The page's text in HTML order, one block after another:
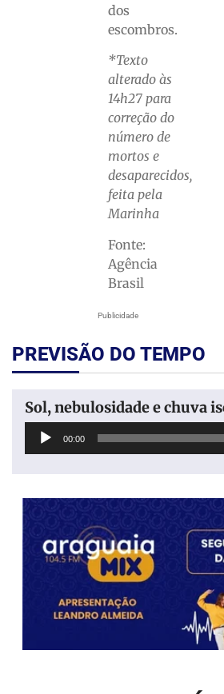
Publicidade
dos
escombros.
*Texto
alterado às
14h27 para
correção do
número de
mortos e
desaparecidos,
feita pela
Marinha
Fonte:
Agência
Brasil
PREVISÃO DO TEMPO
Sol, nebulosidade e chuva
Tocador
00:00